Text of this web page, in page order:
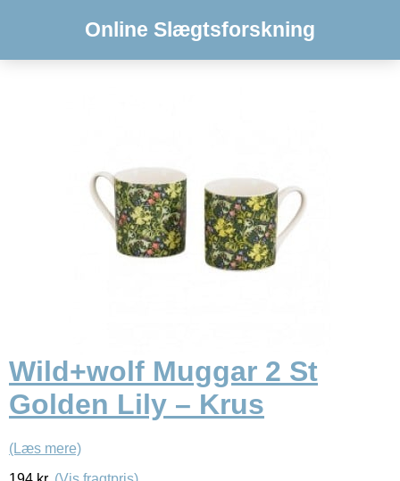
Online Slægtsforskning
Wild+wolf Muggar 2 St
Golden Lily – Krus
(Læs mere)